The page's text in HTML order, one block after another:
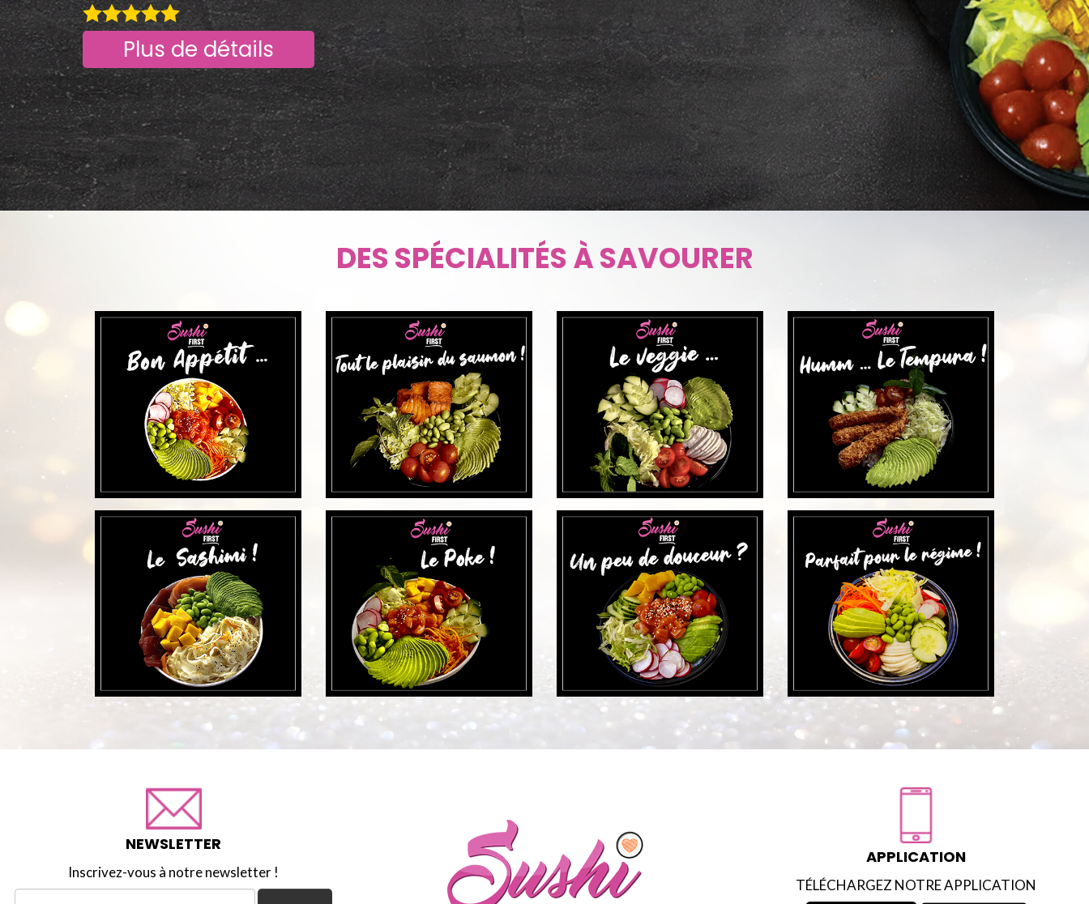
Plus de détails
DES SPÉCIALITÉS À SAVOURER
DÉCOUVRIR DÉCOUVRIR DÉCOUVRIR
DÉCOUVRIR DÉCOUVRIR DÉCOUVRIR
NEWSLETTER
Inscrivez-vous à notre newsletter !
APPLICATION
TÉLÉCHARGEZ NOTRE APPLICATION